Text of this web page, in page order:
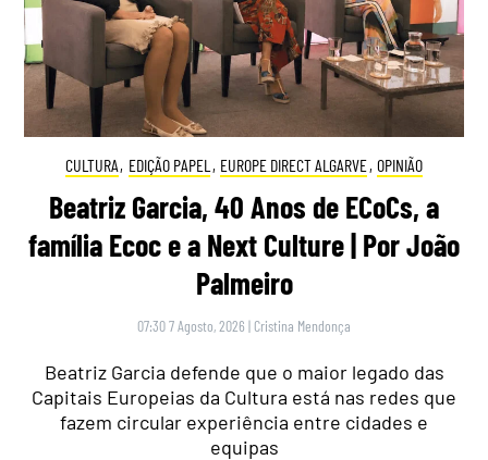
CULTURA, EDIÇÃO PAPEL , EUROPE DIRECT ALGARVE, OPINIÃO
Beatriz Garcia, 40 Anos de ECoCs, a
família Ecoc e a Next Culture | Por João
Palmeiro
07:30 7 Agosto, 2026 | Cristina Mendonça
Beatriz Garcia defende que o maior legado das
Capitais Europeias da Cultura está nas redes que
fazem circular experiência entre cidades e
equipas